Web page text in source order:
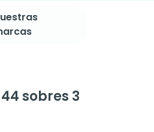
sobres 3